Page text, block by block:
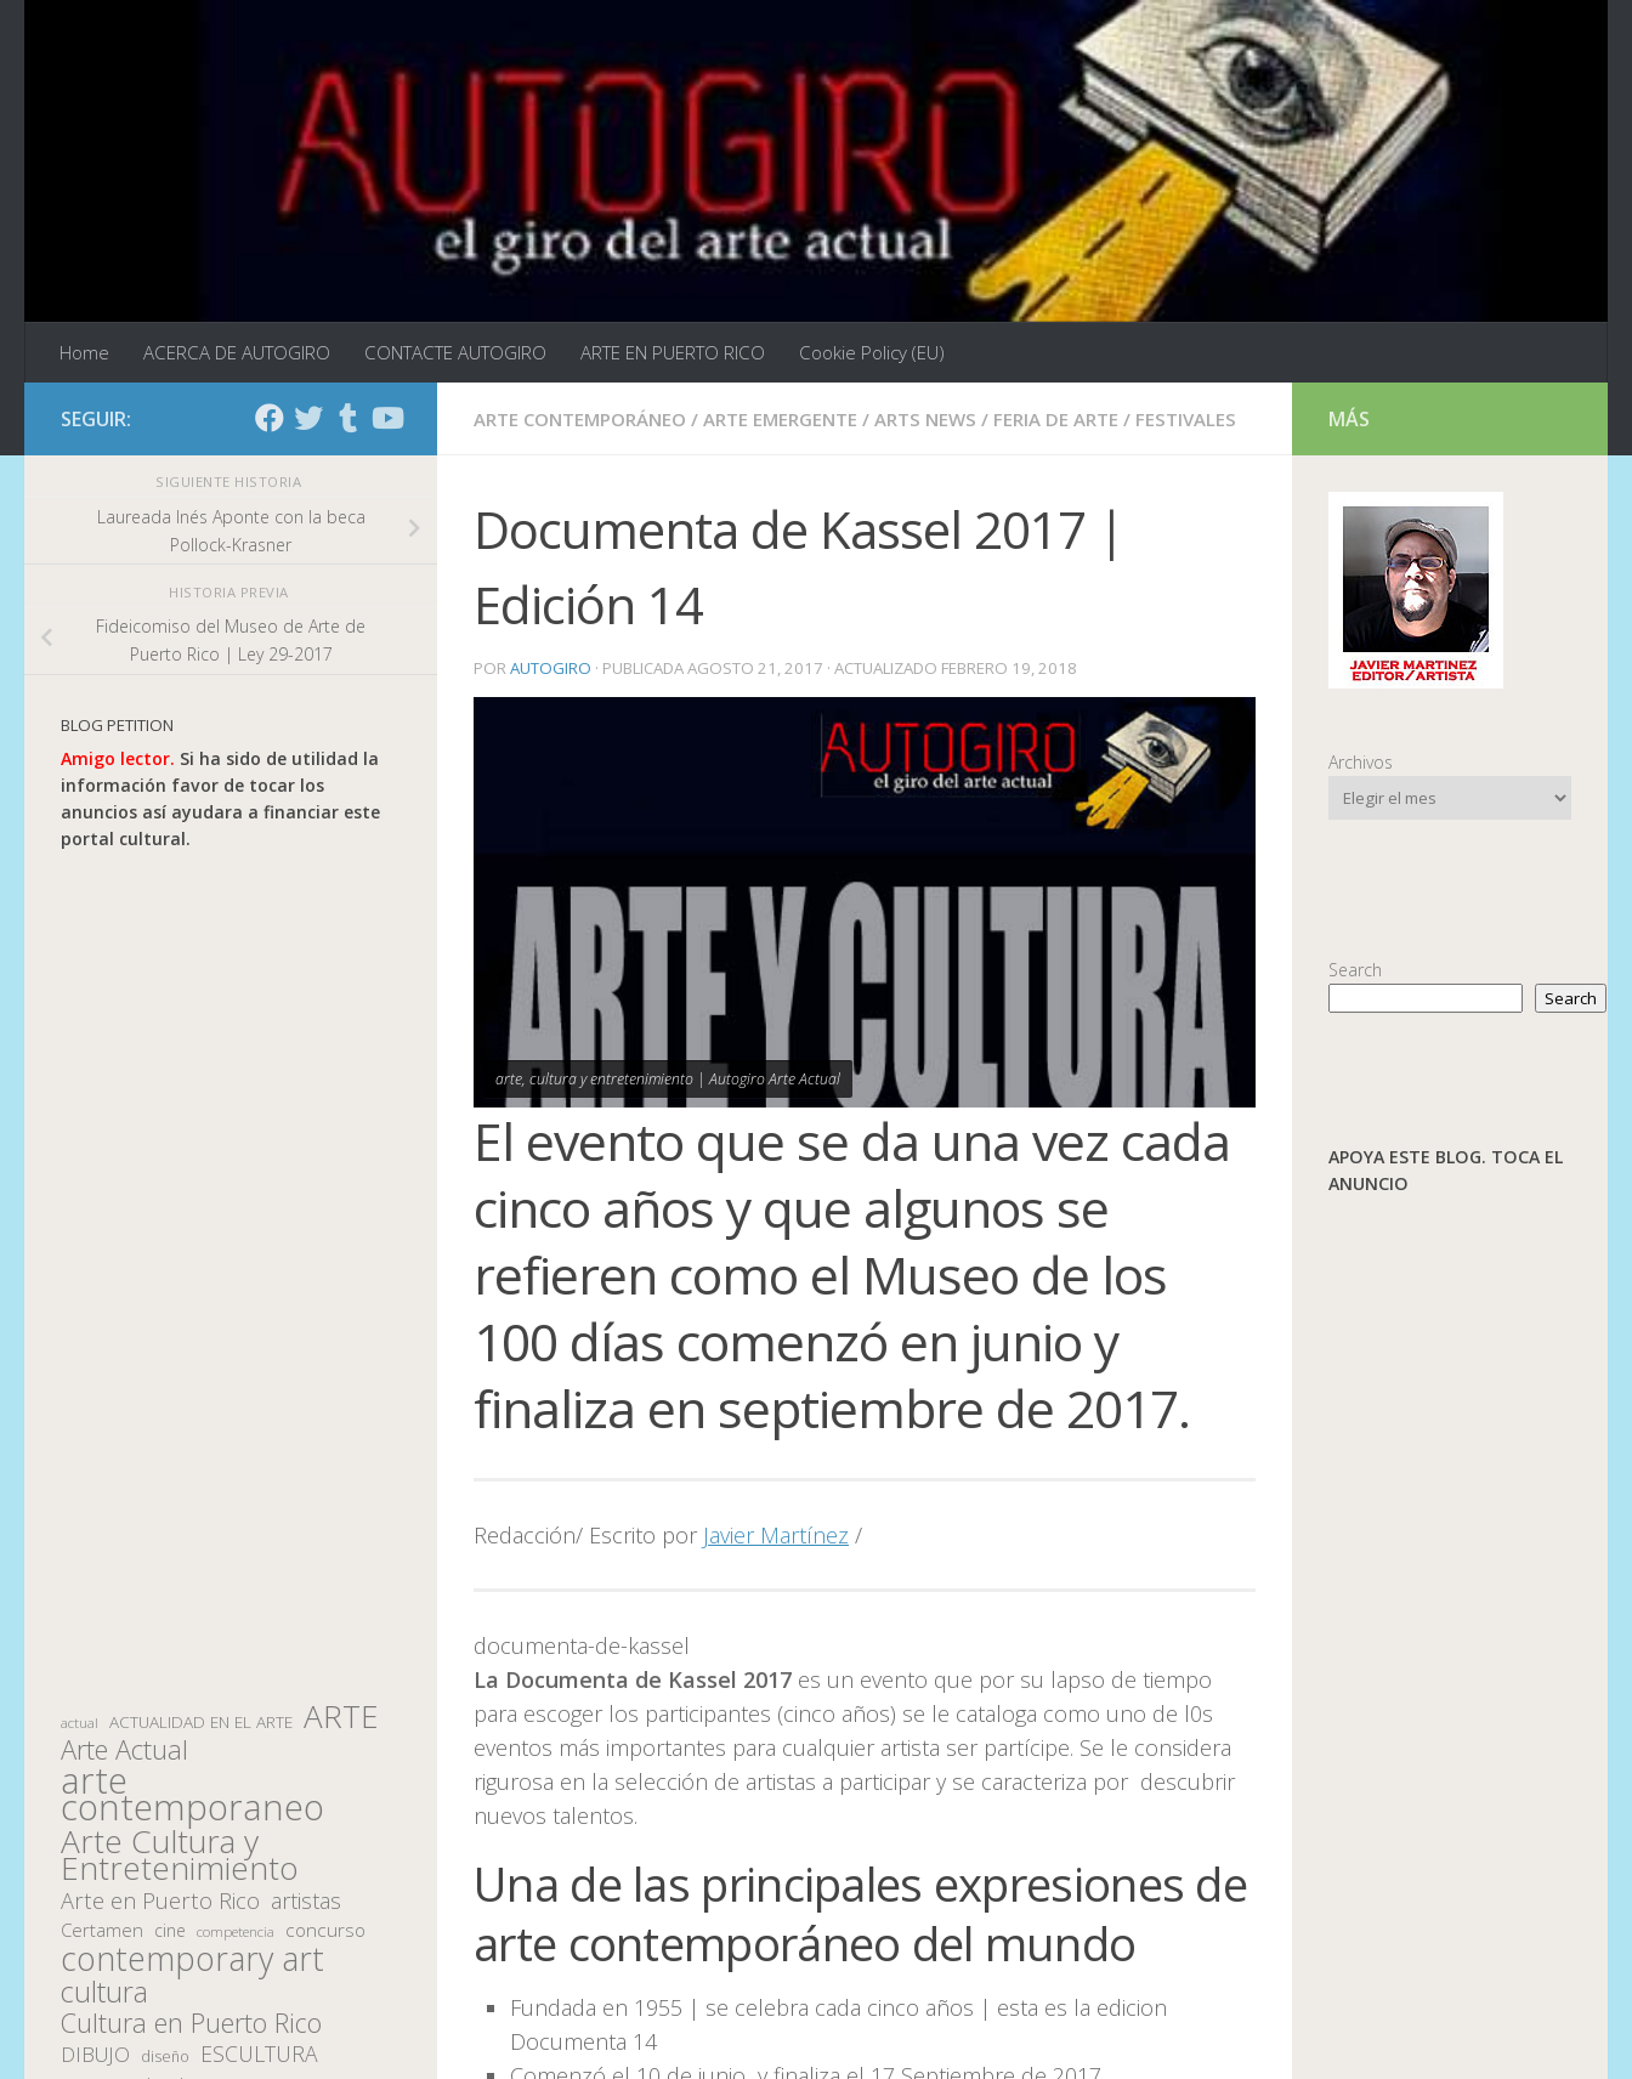
Home ACERCA DE AUTOGIRO CONTACTE AUTOGIRO ARTE EN PUERTO RICO Cookie Policy (EU)
ARTE CONTEMPORÁNEO / ARTE EMERGENTE / ARTS NEWS / FERIA DE ARTE / FESTIVALES
Documenta de Kassel 2017 |
Edición 14
PORAUTOGIRO · PUBLICADAAGOSTO 21, 2017 · ACTUALIZADO FEBRERO 19, 2018
arte, cultura y entretenimiento | Autogiro Arte Actual
El evento que se da una vez cada
cinco años y que algunos se
refieren como el Museo de los
100 días comenzó en junio y
finaliza en septiembre de 2017.
Redacción/ Escrito por Javier Martínez /
documenta-de-kassel
La Documenta de Kassel 2017 es un evento que por su lapso de tiempo
para escoger los participantes (cinco años) se le cataloga como uno de l0s
eventos más importantes para cualquier artista ser partícipe. Se le considera
rigurosa en la selección de artistas a participar y se caracteriza por descubrir
nuevos talentos.
Una de las principales expresiones de
arte contemporáneo del mundo
Fundada en 1955 | se celebra cada cinco años | esta es la edicion
Documenta 14
SEGUIR:
SIGUIENTE HISTORIA
Laureada Inés Aponte con la beca
Pollock-Krasner
HISTORIA PREVIA
Fideicomiso del Museo de Arte de
Puerto Rico | Ley 29-2017
BLOG PETITION
Amigo lector. Si ha sido de utilidad la
información favor de tocar los
anuncios así ayudara a financiar este
portal cultural.
actual ACTUALIDAD EN EL ARTE ARTE
Arte Actual
arte
contemporaneo
Arte Cultura y
Entretenimiento
Arte en Puerto Rico artistas
Certamen cine competencia concurso
contemporary art
cultura
Cultura en Puerto Rico
DIBUJO diseño ESCULTURA
MÁS
Archivos
Search
Search
APOYA ESTE BLOG. TOCA EL
ANUNCIO